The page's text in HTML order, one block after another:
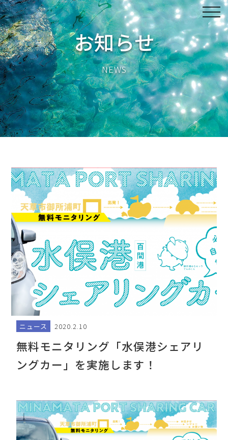
お知らせ
NEWS
ニュース 2020.2.10
無料モニタリング「水俣港シェアリ
ングカー」を実施します！